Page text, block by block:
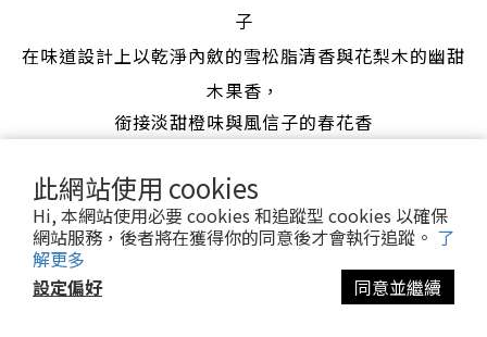
此網站使用 cookies
Hi, 本網站使用必要 cookies 和追蹤型 cookies 以確保
網站服務，後者將在獲得你的同意後才會執行追蹤。 了
解更多
設定偏好
同意並繼續
子
在味道設計上以乾淨內斂的雪松脂清香與花梨木的幽甜
木果香，
銜接淡甜橙味與風信子的春花香
備註
➀ Be_所有產品皆專為敏感肌設計，在研發過程即考量敏感肌肌膚
問題而精心挑選合適成分
➁ 於產品上架前Be_徵集16位敏弱肌體驗產品，試用者中有12位